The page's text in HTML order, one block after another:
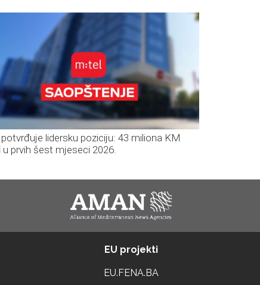
lidersku poziciju: 43 miliona KM
u prvih šest mjeseci 2026.
EU projekti
EU.FENA.BA